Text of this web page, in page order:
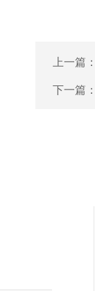
上一篇
下一篇